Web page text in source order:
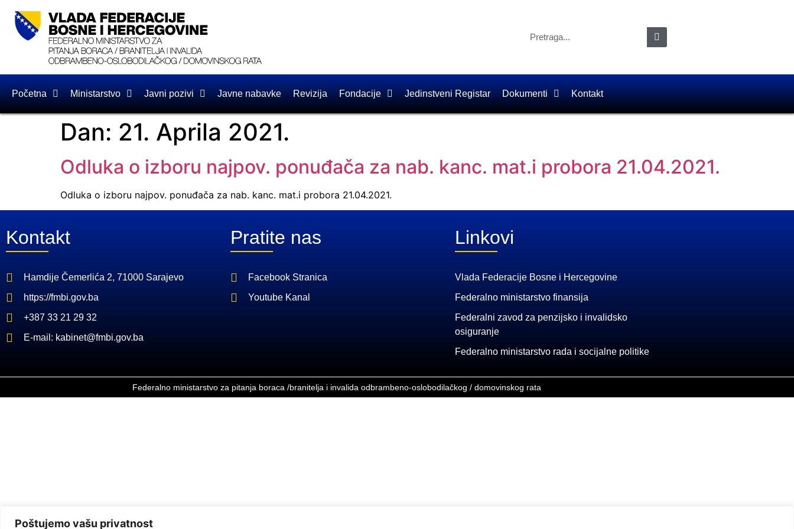
Poštujemo vašu privatnost
Početna Ministarstvo Javni pozivi Javne nabavke Revizija Fondacije Jedinstveni Registar Dokumenti Kontakt
Dan: 21. Aprila 2021.
Odluka o izboru najpov. ponuđača za nab. kanc. mat.i probora 21.04.2021.
Odluka o izboru najpov. ponuđača za nab. kanc. mat.i probora 21.04.2021.
Kontakt
Hamdije Čemerlića 2, 71000 Sarajevo
https://fmbi.gov.ba
+387 33 21 29 32
E-mail: kabinet@fmbi.gov.ba
Pratite nas
Facebook Stranica
Youtube Kanal
Linkovi
Vlada Federacije Bosne i Hercegovine
Federalno ministarstvo finansija
Federalni zavod za penzijsko i invalidsko
osiguranje
Federalno ministarstvo rada i socijalne politike
Federalno ministarstvo za pitanja boraca /branitelja i invalida odbrambeno-oslobodilačkog / domovinskog rata